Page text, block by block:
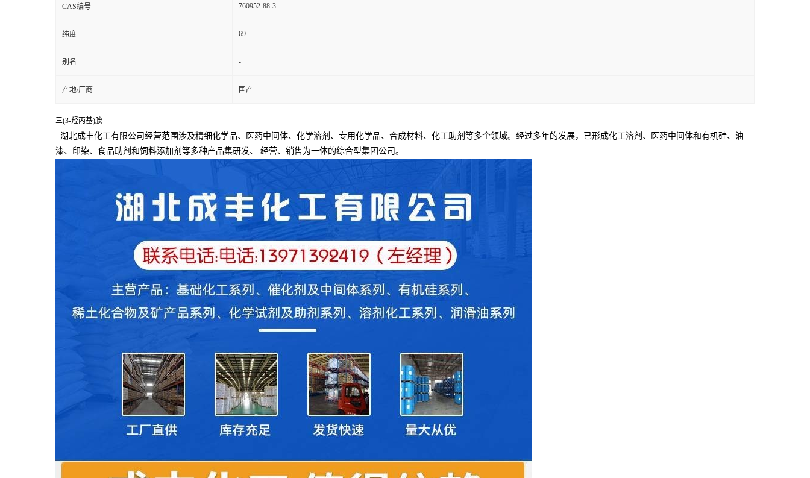
CAS编号 760952-88-3
纯度 69
别名 -
产地/厂商 国产
三(3-羟丙基)胺
湖北成丰化工有限公司经营范围涉及精细化学品、医药中间体、化学溶剂、专用化学品、合成材料、化工助剂等多个领域。经过多年的发展，已形成化工溶剂、医药中间体和有机硅、油
漆、印染、食品助剂和饲料添加剂等多种产品集研发、
经营、销售为一体的综合型集团公司。